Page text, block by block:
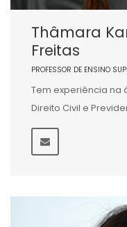
Thâmara
Freitas
PROFESSOR DE ENSINO
Tem experiência na
Direito Civil e